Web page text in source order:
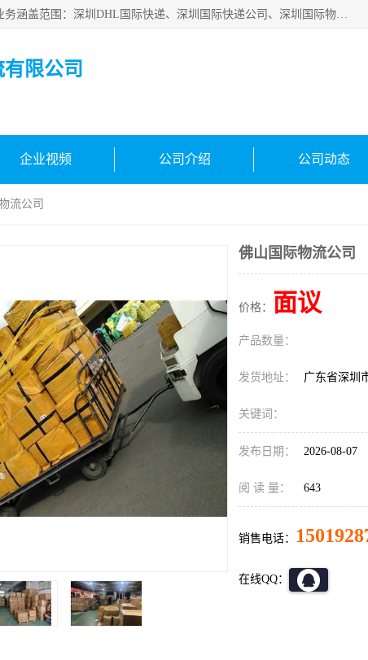
深圳市鑫飞速国际物流有限公司是一家从事深圳国际快递，业务涵盖范围：深圳DHL国际快递、深圳国际快递公司、深圳国际物流公司、深圳国际快递、深圳DHL国际快递电话可拨打全国服务热线：15019287411。欢迎各位亲来人来电到我司洽谈合作。
限公司
企业视频 公司介绍 公司动态
流公司
佛山国际物流公司
价格： 面议
产品数量：
发货地址： 广东省深圳
关键词：
发布日期： 2026-08-07
阅 读 量： 643
销售电话：
在线QQ：